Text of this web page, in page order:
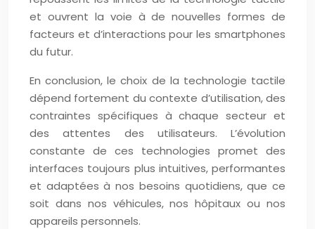
et ouvrent la voie à de nouvelles formes de
facteurs et d’interactions pour les smartphones
du futur.
En conclusion, le choix de la technologie tactile
dépend fortement du contexte d’utilisation, des
contraintes spécifiques à chaque secteur et
des attentes des utilisateurs. L’évolution
constante de ces technologies promet des
interfaces toujours plus intuitives, performantes
et adaptées à nos besoins quotidiens, que ce
soit dans nos véhicules, nos hôpitaux ou nos
appareils personnels.